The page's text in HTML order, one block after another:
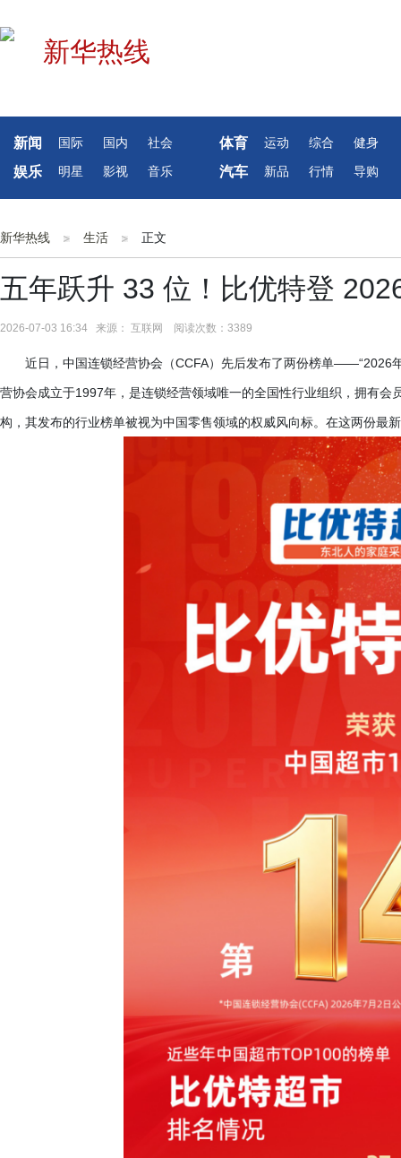
新闻 国际 国内 社会 体育 运动 综合 健身
娱乐 明星 影视 音乐 汽车 新品 行情 导购
新华热线 生活 正文
五年跃升 33 位！比优特登
2026-07-03 16:34 来源： 互联网 阅读次数：3389
近日，中国连锁经营协会（CCFA）先后发布了两份榜单——“2026
营协会成立于1997年，是连锁经营领域唯一的全国性行业组织，拥有
构，其发布的行业榜单被视为中国零售领域的权威风向标。在这两份最